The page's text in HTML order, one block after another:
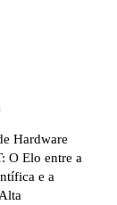
Hardware
O Elo entre a
e a